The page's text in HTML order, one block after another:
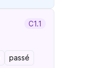
C1.1
passé